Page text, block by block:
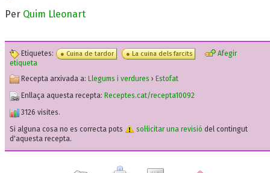
Per Quim Lleonart
Etiquetes: Cuina de tardor La cuina dels farcits
Afegir
etiqueta
Recepta arxivada a: Llegums i verdures › Estofat
Enllaça aquesta recepta: Receptes.cat/recepta10092
3126 visites.
Si alguna cosa no es correcta pots
sol·licitar una revisió del contingut
d'aquesta recepta.